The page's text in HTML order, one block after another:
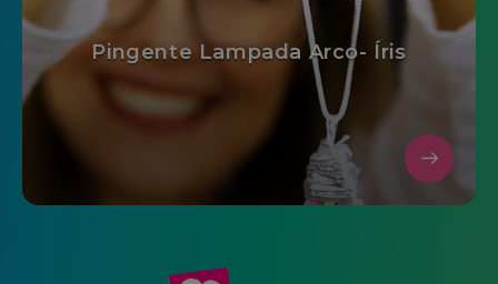
Pingente Lampada Arco- Íris